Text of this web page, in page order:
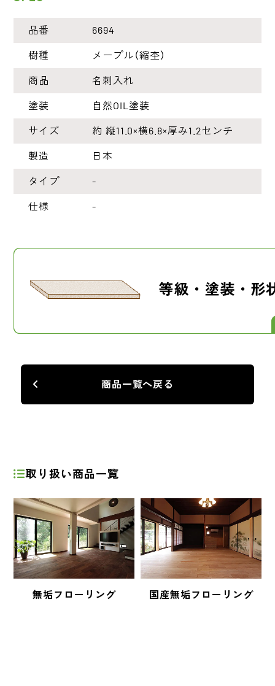
品番 6694
樹種 メープル（縮杢）
商品 名刺入れ
塗装 自然OIL塗装
サイズ 約 縦11.0×横6.8×厚み1.2センチ
製造 日本
タイプ -
仕様 -
商品一覧へ戻る
取り扱い商品一覧
無垢フローリング 国産無垢フローリング